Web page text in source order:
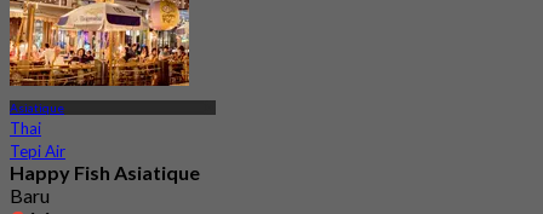
Asiatique
Thai
Tepi Air
Happy Fish Asiatique
Baru